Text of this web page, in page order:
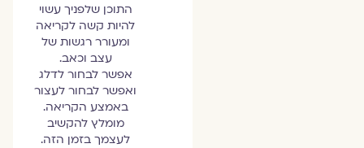
התוכן שלפניך עשוי
להיות קשה לקריאה
ומעורר רגשות של
עצב וכאב.
אפשר לבחור לדלג
ואפשר לבחור לעצור
באמצע הקריאה.
מומלץ להקשיב
לעצמך בזמן הזה.